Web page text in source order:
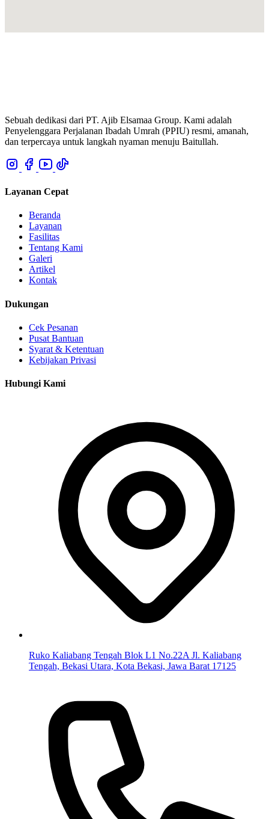
Sebuah dedikasi dari PT. Ajib Elsamaa Group. Kami adalah
Penyelenggara Perjalanan Ibadah Umrah (PPIU) resmi, amanah,
dan terpercaya untuk langkah nyaman menuju Baitullah.
Layanan Cepat
Beranda
Layanan
Fasilitas
Tentang Kami
Galeri
Artikel
Kontak
Dukungan
Cek Pesanan
Pusat Bantuan
Syarat & Ketentuan
Kebijakan Privasi
Hubungi Kami
Ruko Kaliabang Tengah Blok L1 No.22A Jl. Kaliabang
Tengah, Bekasi Utara, Kota Bekasi, Jawa Barat 17125